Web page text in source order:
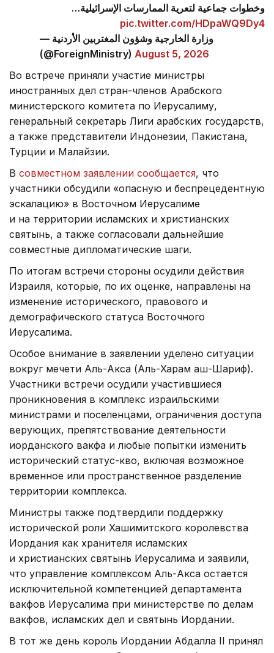
وخطوات جماعية لتعرية الممارسات الإسرائيلية…
pic.twitter.com/HDpaWQ9Dy4
— وزارة الخارجية وشؤون المغتربين الأردنية
(@ForeignMinistry) August 5, 2026
Во встрече приняли участие министры
иностранных дел стран-членов Арабского
министерского комитета по Иерусалиму,
генеральный секретарь Лиги арабских государств,
а также представители Индонезии, Пакистана,
Турции и Малайзии.
В совместном заявлении сообщается, что
участники обсудили «опасную и беспрецедентную
эскалацию» в Восточном Иерусалиме
и на территории исламских и христианских
святынь, а также согласовали дальнейшие
совместные дипломатические шаги.
По итогам встречи стороны осудили действия
Израиля, которые, по их оценке, направлены на
изменение исторического, правового и
демографического статуса Восточного
Иерусалима.
Особое внимание в заявлении уделено ситуации
вокруг мечети Аль-Акса (Аль-Харам аш-Шариф).
Участники встречи осудили участившиеся
проникновения в комплекс израильскими
министрами и поселенцами, ограничения доступа
верующих, препятствование деятельности
иорданского вакфа и любые попытки изменить
исторический статус-кво, включая возможное
временное или пространственное разделение
территории комплекса.
Министры также подтвердили поддержку
исторической роли Хашимитского королевства
Иордания как хранителя исламских
и христианских святынь Иерусалима и заявили,
что управление комплексом Аль-Акса остается
исключительной компетенцией департамента
вакфов Иерусалима при министерстве по делам
вакфов, исламских дел и святынь Иордании.
В тот же день король Иордании Абдалла II принял